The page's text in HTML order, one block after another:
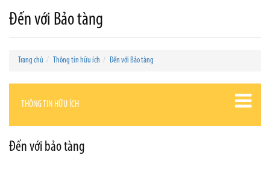
Đến với Bảo tàng
Trang chủ Thông tin hữu ích Đến với Bảo tàng
THÔNG TIN HỮU ÍCH
Đến với bảo tàng